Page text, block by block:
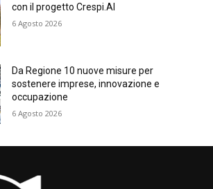
con il progetto Crespi.AI
6 Agosto 2026
Da Regione 10 nuove misure per
sostenere imprese, innovazione e
occupazione
6 Agosto 2026